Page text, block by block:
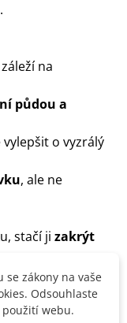
na
půdou a
o vyzrálý
, ale ne
stačí ji zakrýt
zákony na vaše
Odsouhlaste
webu.